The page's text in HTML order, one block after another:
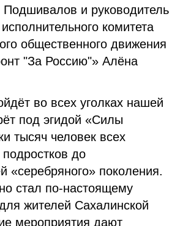
Подшивалов и руководитель
комитета
общественного движения
"За Россию"» Алёна
во всех уголках нашей
под эгидой «Силы
тысяч человек всех
подростков до
«серебряного» поколения.
стал по-настоящему
жителей Сахалинской
мероприятия дают